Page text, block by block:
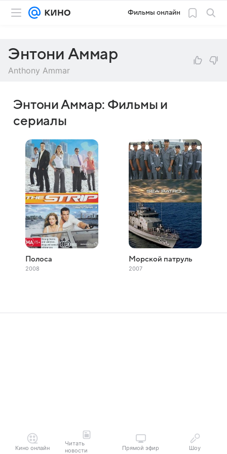
Фильмы онлайн
Энтони Аммар
Anthony Ammar
Энтони Аммар: Фильмы и
сериалы
Полоса
2008
Морской патруль
2007
Кино онлайн
Читать
новости
Прямой эфир Шоу